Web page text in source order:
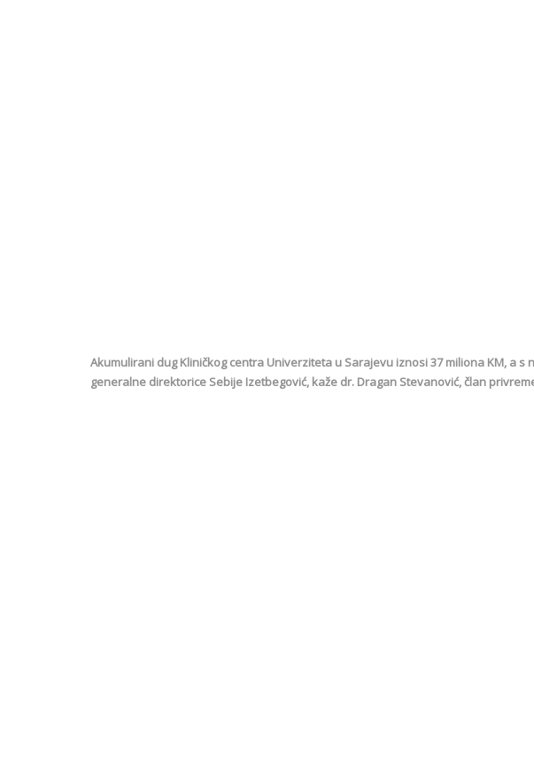
Akumulirani dug Kliničkog centra Univerziteta u Sarajevu iznosi 37 miliona KM, a s
generalne direktorice Sebije Izetbegović, kaže dr. Dragan Stevanović, član